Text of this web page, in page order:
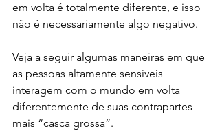
em volta é totalmente diferente, e isso
não é necessariamente algo negativo.
Veja a seguir algumas maneiras em que
as pessoas altamente sensíveis
interagem com o mundo em volta
diferentemente de suas contrapartes
mais “casca grossa”.